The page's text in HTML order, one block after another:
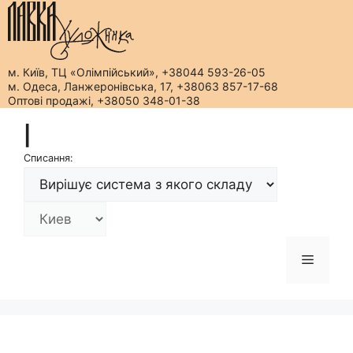
м. Київ, ТЦ «Олімпійський», +38044 593-26-05
м. Одеса, Ланжеронівська, 17, +38063 857-17-68
Оптові продажі, +38050 348-01-38
вмістуСписання:
Меню